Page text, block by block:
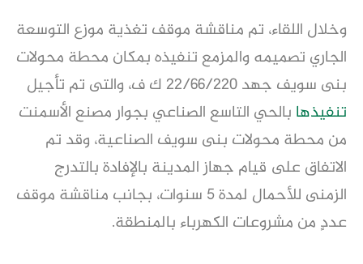
وخلال اللقاء، تم مناقشة موقف تغذية موزع التوسعة
الجاري تصميمه والمزمع تنفيذه بمكان محطة محولات
بنى سويف جهد ٢٢/٦٦/٢٢٠ ك ف، والتى تم تأجيل
تنفيذها بالحي التاسع الصناعي بجوار مصنع الأسمنت
من محطة محولات بنى سويف الصناعية، وقد تم
الاتفاق على قيام جهاز المدينة بالإفادة بالتدرج
الزمنى للأحمال لمدة 5 سنوات، بجانب مناقشة موقف
عددٍ من مشروعات الكهرباء بالمنطقة.